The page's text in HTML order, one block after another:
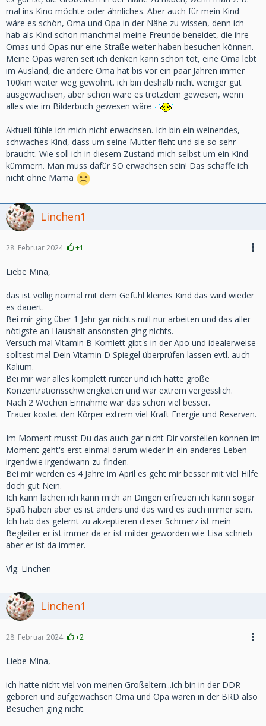
mal ins Kino möchte oder ähnliches. Aber auch für mein Kind
wäre es schön, Oma und Opa in der Nähe zu wissen, denn ich
hab als Kind schon manchmal meine Freunde beneidet, die ihre
Omas und Opas nur eine Straße weiter haben besuchen können.
Meine Opas waren seit ich denken kann schon tot, eine Oma lebt
im Ausland, die andere Oma hat bis vor ein paar Jahren immer
100km weiter weg gewohnt. ich bin deshalb nicht weniger gut
ausgewachsen, aber schön wäre es trotzdem gewesen, wenn
alles wie im Bilderbuch gewesen wäre
Aktuell fühle ich mich nicht erwachsen. Ich bin ein weinendes,
schwaches Kind, dass um seine Mutter fleht und sie so sehr
braucht. Wie soll ich in diesem Zustand mich selbst um ein Kind
kümmern. Man muss dafür SO erwachsen sein! Das schaffe ich
nicht ohne Mama
Linchen1
28. Februar 2024 +1
Liebe Mina,
das ist völlig normal mit dem Gefühl kleines Kind das wird wieder
es dauert.
Bei mir ging über 1 Jahr gar nichts null nur arbeiten und das aller
nötigste an Haushalt ansonsten ging nichts.
Versuch mal Vitamin B Komlett gibt's in der Apo und idealerweise
solltest mal Dein Vitamin D Spiegel überprüfen lassen evtl. auch
Kalium.
Bei mir war alles komplett runter und ich hatte große
Konzentrationsschwierigkeiten und war extrem vergesslich.
Nach 2 Wochen Einnahme war das schon viel besser.
Trauer kostet den Körper extrem viel Kraft Energie und Reserven.
Im Moment musst Du das auch gar nicht Dir vorstellen können im
Moment geht's erst einmal darum wieder in ein anderes Leben
irgendwie irgendwann zu finden.
Bei mir werden es 4 Jahre im April es geht mir besser mit viel Hilfe
doch gut Nein.
Ich kann lachen ich kann mich an Dingen erfreuen ich kann sogar
Spaß haben aber es ist anders und das wird es auch immer sein.
Ich hab das gelernt zu akzeptieren dieser Schmerz ist mein
Begleiter er ist immer da er ist milder geworden wie Lisa schrieb
aber er ist da immer.
Vlg. Linchen
Linchen1
28. Februar 2024 +2
Liebe Mina,
ich hatte nicht viel von meinen Großeltern...ich bin in der DDR
geboren und aufgewachsen Oma und Opa waren in der BRD also
Besuchen ging nicht.